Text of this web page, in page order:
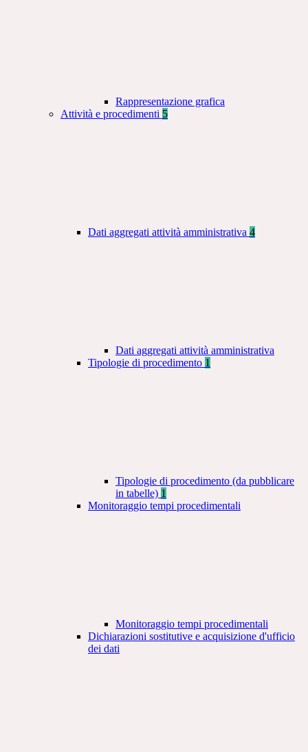
Rappresentazione grafica
Attività e procedimenti 5
Dati aggregati attività amministrativa 4
Dati aggregati attività amministrativa
Tipologie di procedimento 1
Tipologie di procedimento (da pubblicare
in tabelle) 1
Monitoraggio tempi procedimentali
Monitoraggio tempi procedimentali
Dichiarazioni sostitutive e acquisizione d'ufficio
dei dati